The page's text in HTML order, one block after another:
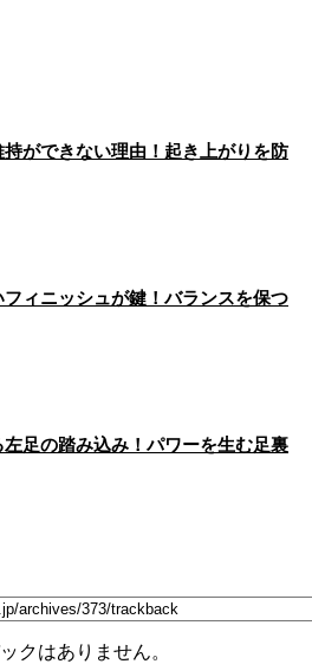
ができない理由！起き上がりを防
ィニッシュが鍵！バランスを保つ
足の踏み込み！パワーを生む足裏
クはありません。